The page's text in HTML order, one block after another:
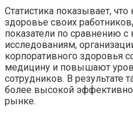
Статистика показывает,
здоровье своих
показатели по сравнению с
исследованиям,
корпоративного здоровья
медицину и повышают
сотрудников. В результате
более высокой
рынке.